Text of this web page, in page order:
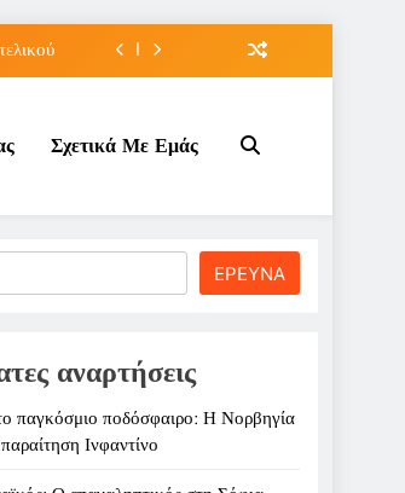
Σχετικά Με Εμάς
ΕΡΕΥΝΑ
αναρτήσεις
παγκόσμιο ποδόσφαιρο: Η Νορβηγία
Ινφαντίνο